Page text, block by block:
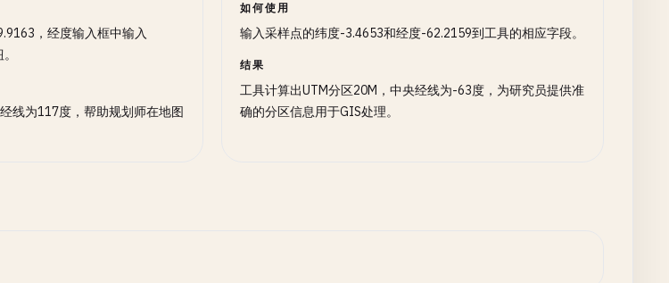
，经度输入框中输入
线为117度，帮助规划师在地图
如何使用
输入采样点的纬度-3.4653和经度-62.2159到工具的相应字段。
结果
工具计算出UTM分区20M，中央经线为-63度，为研究员提供准
确的分区信息用于GIS处理。